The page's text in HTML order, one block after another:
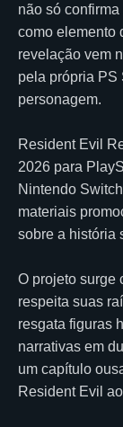
não só
como elemento
revelação vem
pela própria PS
personagem.
Resident Evil
2026 para
Nintendo
materiais
sobre a história
O projeto surge
respeita suas
resgata figuras
narrativas em
um capítulo
Resident Evil